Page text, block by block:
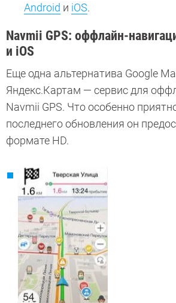
Android и iOS.
Navmii GPS: оффлайн-
и iOS
Еще одна альтернатива Google
Яндекс.Картам — сервис для
Navmii GPS. Что особенно
последнего обновления он
формате HD.